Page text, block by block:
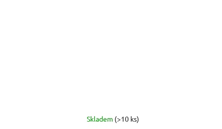
Skladem (>10 ks)